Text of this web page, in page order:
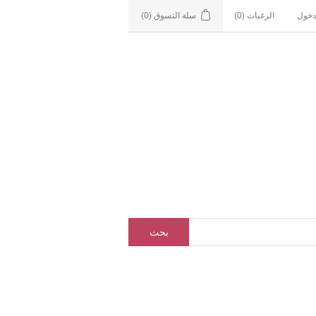
الرغبات (0) سلة التسوق (0)
بحث